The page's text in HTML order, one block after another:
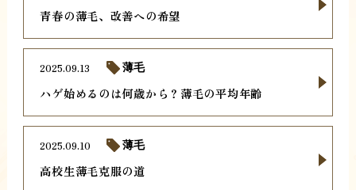
青春の薄毛、改善への希望
ハゲ始めるのは何歳から？薄毛の平均年齢
2025.09.13 薄毛
高校生薄毛克服の道
2025.09.10 薄毛